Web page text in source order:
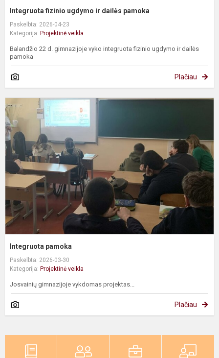
Integruota fizinio ugdymo ir dailės pamoka
Paskelbta: 2026-04-23
Kategorija: Projektinė veikla
Balandžio 22 d. gimnazijoje vyko integruota fizinio ugdymo ir dailės
pamoka
Plačiau
Integruota pamoka
Paskelbta: 2026-03-30
Kategorija: Projektinė veikla
Josvainių gimnazijoje vykdomas projektas...
Plačiau